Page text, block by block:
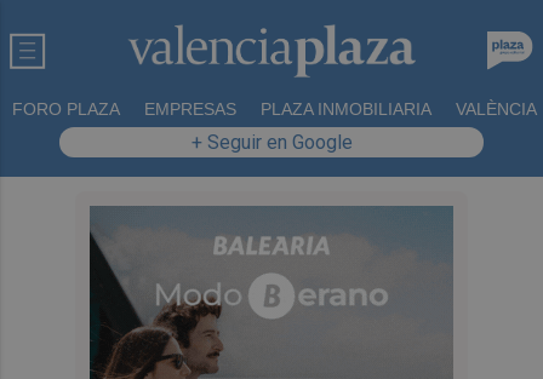
FORO PLAZA EMPRESAS PLAZA INMOBILIARIA VALÈNCIA
+ Seguir en Google